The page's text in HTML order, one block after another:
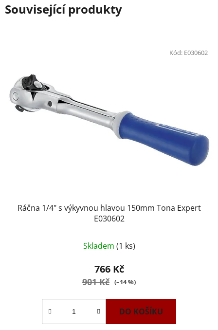
Související produkty
Ráčna 1/4" s výkyvnou hlavou 150mm Tona Expert
E030602
Skladem (1 ks)
766 Kč
901 Kč (–14 %)
DO KOŠÍKU
Kód: E030602